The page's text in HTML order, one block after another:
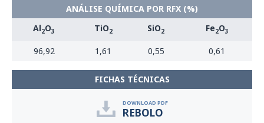
ANÁLISE QUÍMICA POR RFX (%)
Al2O3 TiO2 SiO2 Fe2O3
96,92 1,61 0,55 0,61
FICHAS TÉCNICAS
DOWNLOAD PDF
REBOLO